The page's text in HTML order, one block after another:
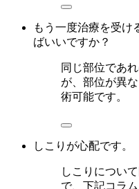
もう一度治療を受け
ばいいですか？
同じ部位であ
が、部位が異
術可能です。
しこりが心配です。
しこりについ
で、下記コラ